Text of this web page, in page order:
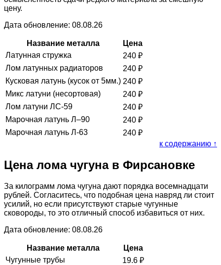
цену.
Дата обновление: 08.08.26
Название металла
Цена
Латунная стружка
240 ₽
Лом латунных радиаторов
240 ₽
Кусковая латунь (кусок от 5мм.) 240 ₽
Микс латуни (несортовая)
240 ₽
Лом латуни ЛС-59
240 ₽
Марочная латунь Л–90
240 ₽
Марочная латунь Л-63
240 ₽
к содержанию ↑
Цена лома чугуна в Фирсановке
За килограмм лома чугуна дают порядка восемнадцати
рублей. Согласитесь, что подобная цена навряд ли стоит
усилий, но если присутствуют старые чугунные
сковороды, то это отличный способ избавиться от них.
Дата обновление: 08.08.26
Название металла
Цена
Чугунные трубы
19.6 ₽